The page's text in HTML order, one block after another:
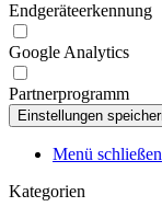
Endgeräteerkennung
Google Analytics
Partnerprogramm
Menü schließen
Kategorien